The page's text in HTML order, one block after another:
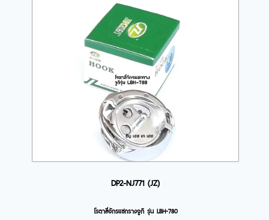
DP2-NJ771 (JZ)
โรตาลี่จักรแซกรางจูกิ รุ่น LBH-780